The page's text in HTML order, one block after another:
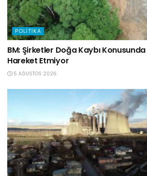
POLITIKA
BM: Şirketler Doğa Kaybı Konusunda
Hareket Etmiyor
5 AĞUSTOS 2026